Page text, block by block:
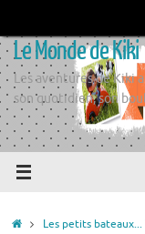
contenu
Le Monde de Kiki
Les aventures de Kiki
son quotidien, son
AccueilLes petits bateaux...